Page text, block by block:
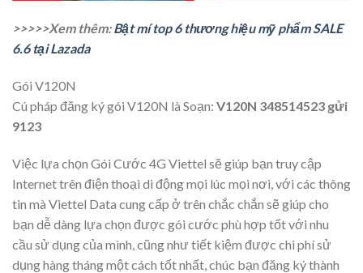
>>>>>Xem thêm:Bật mí top 6 thương hiệu mỹ phẩm SALE
6.6 tại Lazada
Gói V120N
Cú pháp đăng ký gói V120N là Soạn: V120N 348514523 gửi
9123
Việc lựa chọn Gói Cước 4G Viettel sẽ giúp bạn truy cập
Internet trên điện thoại di động mọi lúc mọi nơi, với các thông
tin mà Viettel Data cung cấp ở trên chắc chắn sẽ giúp cho
bạn dễ dàng lựa chọn được gói cước phù hợp tốt với nhu
cầu sử dụng của mình, cũng như tiết kiệm được chi phí sử
dụng hàng tháng một cách tốt nhất, chúc bạn đăng ký thành